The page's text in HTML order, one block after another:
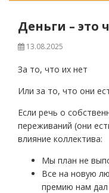
Деньги – это
13.08.2025
За то, что их нет
Или за то, что они
Если речь о
переживаний (они
влияние коллектива:
Мы план не
Все на новую
премию нам дал